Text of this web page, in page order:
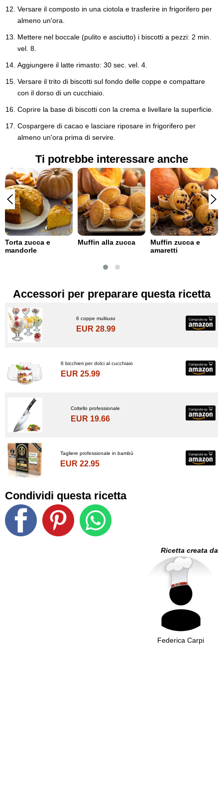
Versare il composto in una ciotola e trasferire in frigorifero per
almeno un'ora.
Mettere nel boccale (pulito e asciutto) i biscotti a pezzi: 2 min.
vel. 8.
Aggiungere il latte rimasto: 30 sec. vel. 4.
Versare il trito di biscotti sul fondo delle coppe e compattare
con il dorso di un cucchiaio.
Coprire la base di biscotti con la crema e livellare la superficie.
Cospargere di cacao e lasciare riposare in frigorifero per
almeno un'ora prima di servire.
Ti potrebbe interessare anche
Torta zucca e
mandorle
Muffin alla zucca
Muffin zucca e
amaretti
Accessori per preparare questa ricetta
6 coppe multiuso
EUR 28.99
6 bicchieri per dolci al cucchiaio
EUR 25.99
Coltello professionale
EUR 19.66
Tagliere professionale in bambù
EUR 22.95
Condividi questa ricetta
Ricetta creata da
Federica Carpi